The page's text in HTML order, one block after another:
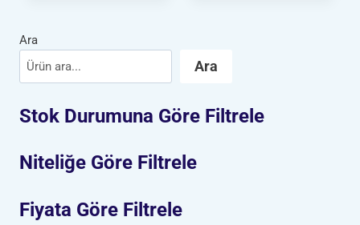
Ara
Ara
Stok Durumuna Göre Filtrele
Niteliğe Göre Filtrele
Fiyata Göre Filtrele